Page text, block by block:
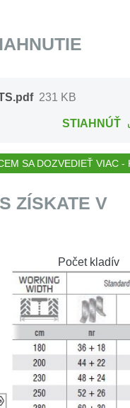
231 KB
STIAHNÚŤ
SA DOZVEDIEŤ VIAC -
ZÍSKATE V
Počet kladív